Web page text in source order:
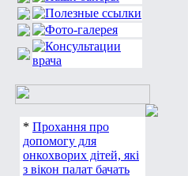
* Прохання про
допомогу для
онкохворих дітей, які
з вікон палат бачать